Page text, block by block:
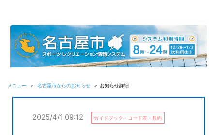
メニュー ＞ 名古屋市からのお知らせ ＞ お知らせ詳細
2025/4/1 09:12 ガイドブック・コード表・規約